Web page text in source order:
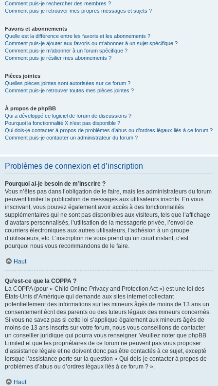
Comment puis-je rechercher des membres ?
Comment puis-je retrouver mes propres messages et sujets ?
Favoris et abonnements
Quelle est la différence entre les favoris et les abonnements ?
Comment puis-je ajouter aux favoris ou m’abonner à un sujet spécifique ?
Comment puis-je m’abonner à un forum spécifique ?
Comment puis-je résilier mes abonnements ?
Pièces jointes
Quelles pièces jointes sont autorisées sur ce forum ?
Comment puis-je retrouver toutes mes pièces jointes ?
À propos de phpBB
Qui a développé ce logiciel de forum de discussions ?
Pourquoi la fonctionnalité X n’est pas disponible ?
Qui dois-je contacter à propos de problèmes d’abus ou d’ordres légaux liés à ce forum ?
Comment puis-je contacter un administrateur du forum ?
Problèmes de connexion et d’inscription
Pourquoi ai-je besoin de m’inscrire ?
Vous n’êtes pas dans l’obligation de le faire, mais les administrateurs du forum
peuvent limiter la publication de messages aux utilisateurs inscrits. En vous
inscrivant, vous pouvez également avoir accès à des fonctionnalités
supplémentaires qui ne sont pas disponibles aux visiteurs, tels que l’affichage
d’avatars personnalisés, l’utilisation de la messagerie privée, l’envoi de
courriers électroniques aux autres utilisateurs, l’adhésion à un groupe
d’utilisateurs, etc. L’inscription ne vous prend qu’un court instant, c’est
pourquoi nous vous recommandons de le faire.
Haut
Qu’est-ce que la COPPA ?
La COPPA (pour « Child Online Privacy and Protection Act ») est une loi des
États-Unis d’Amérique qui demande aux sites internet collectant
potentiellement des informations sur les mineurs âgés de moins de 13 ans un
consentement écrit des parents ou des tuteurs légaux des mineurs concernés.
Si vous ne savez pas si cette loi s’applique également aux mineurs âgés de
moins de 13 ans inscrits sur votre forum, nous vous conseillons de contacter
un conseiller juridique qui pourra vous renseigner. Veuillez noter que phpBB
Limited et que les propriétaires de ce forum ne peuvent pas vous proposer
d’assistance légale et ne doivent donc pas être contactés à ce sujet, excepté
lorsque l’assistance porte sur la question « Qui dois-je contacter à propos de
problèmes d’abus ou d’ordres légaux liés à ce forum ? ».
Haut